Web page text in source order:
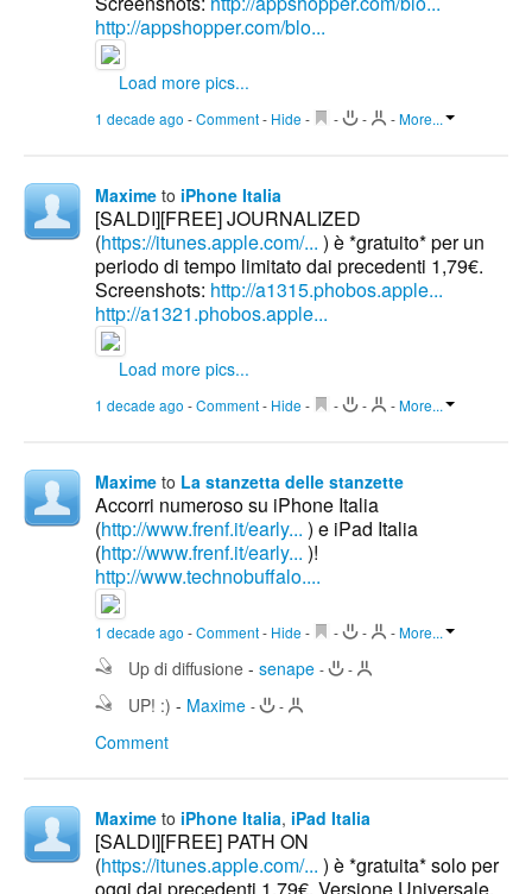
http://appshopper.com/blo...
Load more pics...
1 decade ago -Comment- Hide - - - -More...
Maxime to iPhone Italia
[SALDI][FREE] JOURNALIZED
(https://itunes.apple.com/... ) è *gratuito* per un
periodo di tempo limitato dai precedenti 1,79€.
Screenshots: http://a1315.phobos.apple...
http://a1321.phobos.apple...
Load more pics...
1 decade ago -Comment- Hide - - - -More...
Maxime to La stanzetta delle stanzette
Accorri numeroso su iPhone Italia
(http://www.frenf.it/early... ) e iPad Italia
(http://www.frenf.it/early... )!
http://www.technobuffalo....
1 decade ago -Comment- Hide - - - -More...
Up di diffusione - senape - -
UP! :) - Maxime - -
Comment
Maxime to iPhone Italia, iPad Italia
[SALDI][FREE] PATH ON
(https://itunes.apple.com/... ) è *gratuita* solo per
oggi dai precedenti 1,79€. Versione Universale.